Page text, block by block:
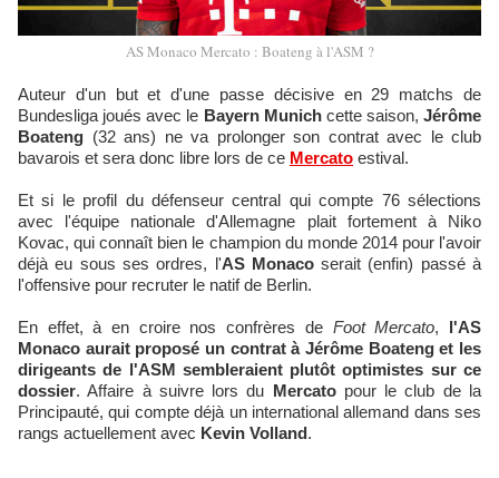
AS Monaco Mercato : Boateng à l'ASM ?
Auteur d'un but et d'une passe décisive en 29 matchs de
Bundesliga joués avec le Bayern Munichcette saison, Jérôme
Boateng (32 ans) ne va prolonger son contrat avec le club
bavarois et sera donc libre lors de ce Mercato estival.
Et si le profil du défenseur central qui compte 76 sélections
avec l'équipe nationale d'Allemagne plait fortement à Niko
Kovac, qui connaît bien le champion du monde 2014 pour l'avoir
déjà eu sous ses ordres, l'AS Monacoserait (enfin) passé à
l'offensive pour recruter le natif de Berlin.
En effet, à en croire nos confrères de Foot Mercato, l'AS
Monaco aurait proposé un contrat à Jérôme Boateng et les
dirigeants de l'ASM sembleraient plutôt optimistes sur ce
dossier. Affaire à suivre lors du Mercatopour le club de la
Principauté, qui compte déjà un international allemand dans ses
rangs actuellement avec Kevin Volland.